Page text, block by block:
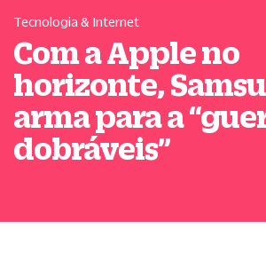
Tecnologia & Internet
Com a Apple no
horizonte,
arma para a“
dobráveis”